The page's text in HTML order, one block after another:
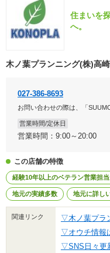
住まいを
へ。
木ノ葉プランニング(株)高
027-386-8693
お問い合わせの際は、「
営業時間/定休日
営業時間：9:00～20:00
この店舗の特徴
経験10年以上のベテラン営業担
地元の実績多数 地元に詳し
関連リンク
▽木ノ葉プラ
▽オウチ情報
▽SNS日々更